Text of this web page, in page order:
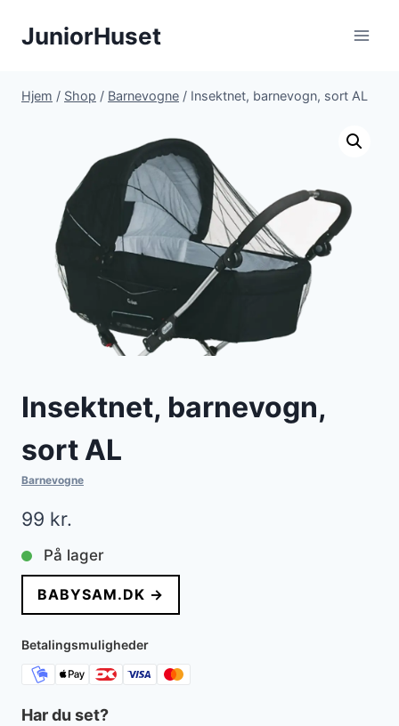
JuniorHuset
Hjem / Shop / Barnevogne / Insektnet, barnevogn, sort AL
Insektnet, barnevogn,
sort AL
Barnevogne
99 kr.
På lager
BABYSAM.DK →
Betalingsmuligheder
Har du set?